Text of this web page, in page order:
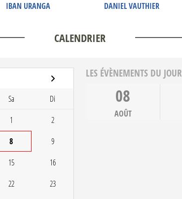
IBAN URANGA DANIEL VAUTHIER
CALENDRIER
Sa Di
1 2
8 9
15 16
22 23
LES ÉVÈNEMENTS DU JOUR
08
AOÛT